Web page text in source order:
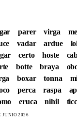
parer virga
vadar ardue
certo hoste
botte braya
boxar tonna
perca raspa
eruca nihil
JUNIO 2026